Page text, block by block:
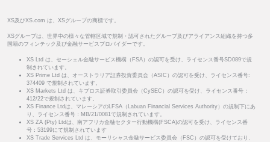
XS及びXS.com は、XSグループの商標です。
XSグループは、世界中の様々な管轄区域で規制・認可されたグループ及びアライアンス組織を持つ多
国籍のフィンテック及び金融サービスプロバイダーです。
XS Ltd は、セーシェル金融サービス機構（FSA）の認可を受け、ライセンス番号SD089で規
制されています。
XS Prime Ltd は、オーストラリア証券投資委員会（ASIC）の認可を受け、ライセンス番号:
374409 で規制されています。
XS Markets Ltd は、キプロス証券取引委員会（CySEC）の認可を受け、ライセンス番号：
412/22で規制されています。
XS Finance Ltdは、マレーシアのLFSA（Labuan Financial Services Authority）の規制下にあ
り、ライセンス番号：MB/21/0081で規制されています。
XS ZA (Pty) Ltdは、南アフリカ金融セクター行動機構(FSCA)の認可を受け、ライセンス番
号：53199にて規制されています
XS Trade Services Ltd は、モーリシャス金融サービス委員会（FSC）の認可を受けており、